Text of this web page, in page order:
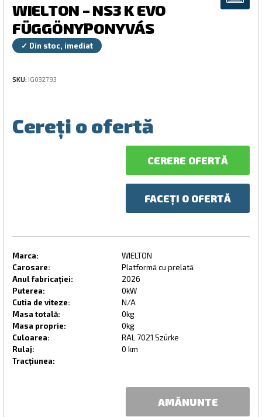
WIELTON – NS3 K EVO
FÜGGÖNYPONYVÁS
✓ Din stoc, imediat
SKU: IG032793
Cereți o ofertă
CERERE OFERTĂ
FACEȚI O OFERTĂ
Marca:
WIELTON
Carosare:
Platformă cu prelată
Anul fabricației:
2026
Puterea:
0kW
Cutia de viteze:
N/A
Masa totală:
0kg
Masa proprie:
0kg
Culoarea:
RAL 7021 Szürke
Rulaj:
0 km
Tracțiunea:
AMĂNUNTE